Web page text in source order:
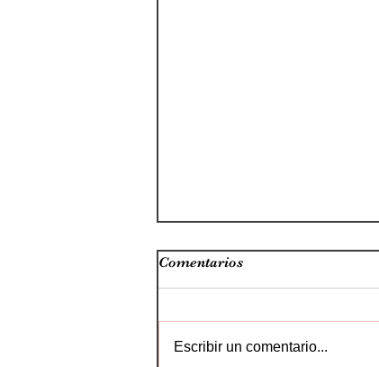
Comentarios
Escribir un comentario...